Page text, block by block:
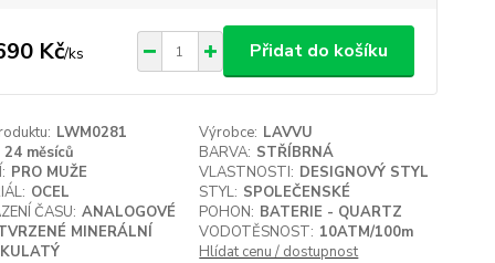
Kč/ks Přidat do košíku
LWM0281 Výrobce: LAVVU
24 měsíců BARVA: STŘÍBRNÁ
PRO MUŽE VLASTNOSTI: DESIGNOVÝ STYL
OCEL STYL: SPOLEČENSKÉ
ČASU: ANALOGOVÉ POHON: BATERIE - QUARTZ
MINERÁLNÍ VODOTĚSNOST: 10ATM/100m
KULATÝ Hlídat cenu / dostupnost